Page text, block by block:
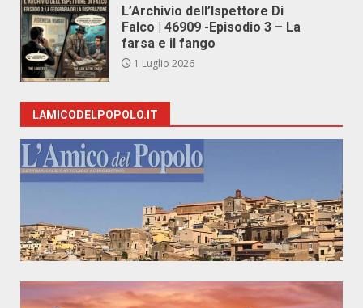
L’Archivio dell’Ispettore Di
Falco | 46909 -Episodio 3 – La
farsa e il fango
1 Luglio 2026
LAMICODELPOPOLO.IT